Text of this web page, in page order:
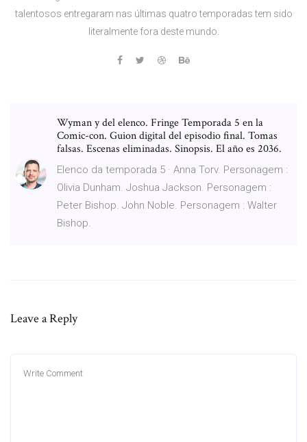
talentosos entregaram nas últimas quatro temporadas tem sido
literalmente fora deste mundo.
Wyman y del elenco. Fringe Temporada 5 en la
Comic-con. Guion digital del episodio final. Tomas
falsas. Escenas eliminadas. Sinopsis. El año es 2036.
Elenco da temporada 5 · Anna Torv. Personagem :
Olivia Dunham. Joshua Jackson. Personagem :
Peter Bishop. John Noble. Personagem : Walter
Bishop.
Leave a Reply